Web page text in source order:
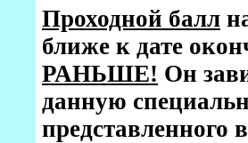
Проходной балл
ближе к дате
РАНЬШЕ! Он
данную